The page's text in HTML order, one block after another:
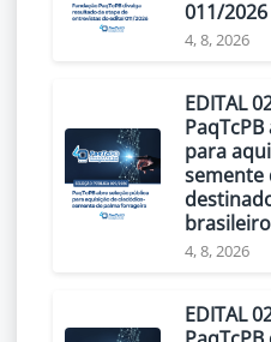
011/2026
4, 8, 2026
EDITAL
para
semente
brasileiro
4, 8, 2026
EDITAL